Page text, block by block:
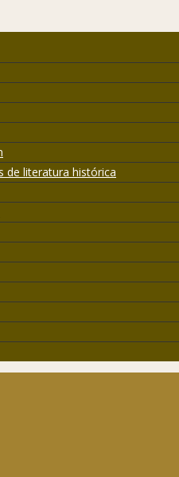
de literatura histórica